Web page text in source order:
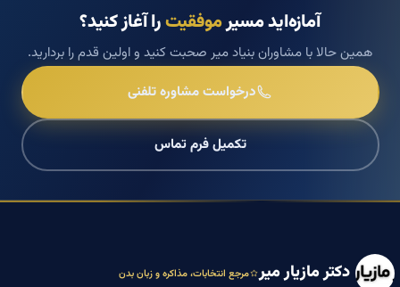
آمازه‌اید مسیرموفقیترا آغاز کنید؟
همین حالا با مشاوران بنیاد میر صحبت کنید و اولین قدم را بردارید.
درخواست مشاوره تلفنی
تکمیل فرم تماس
دکتر مازیار میر مرجع انتخابات، مذاکره و زبان بدن